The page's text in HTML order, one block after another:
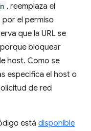
, reemplaza el
por el permiso
que la URL se
porque bloquear
host. Como se
especifica el host o
de red
está disponible